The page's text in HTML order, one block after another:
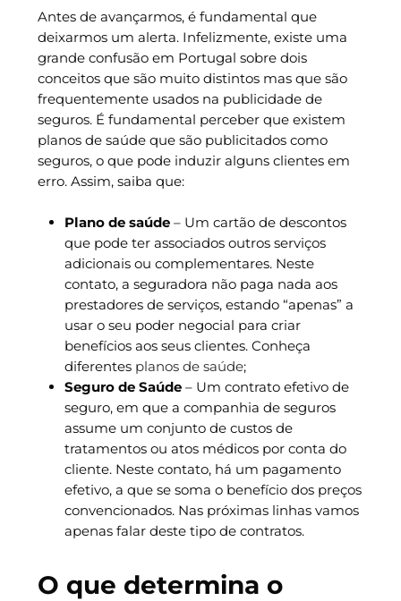
Antes de avançarmos, é fundamental que
deixarmos um alerta. Infelizmente, existe uma
grande confusão em Portugal sobre dois
conceitos que são muito distintos mas que são
frequentemente usados na publicidade de
seguros. É fundamental perceber que existem
planos de saúde que são publicitados como
seguros, o que pode induzir alguns clientes em
erro. Assim, saiba que:
Plano de saúde– Um cartão de descontos
que pode ter associados outros serviços
adicionais ou complementares. Neste
contato, a seguradora não paga nada aos
prestadores de serviços, estando “apenas” a
usar o seu poder negocial para criar
benefícios aos seus clientes. Conheça
diferentes planos de saúde;
Seguro de Saúde– Um contrato efetivo de
seguro, em que a companhia de seguros
assume um conjunto de custos de
tratamentos ou atos médicos por conta do
cliente. Neste contato, há um pagamento
efetivo, a que se soma o benefício dos preços
convencionados. Nas próximas linhas vamos
apenas falar deste tipo de contratos.
O que determina o